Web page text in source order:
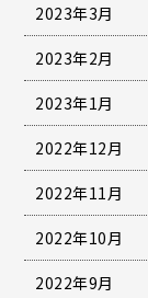
2023年3月
2023年2月
2023年1月
2022年12月
2022年11月
2022年10月
2022年9月